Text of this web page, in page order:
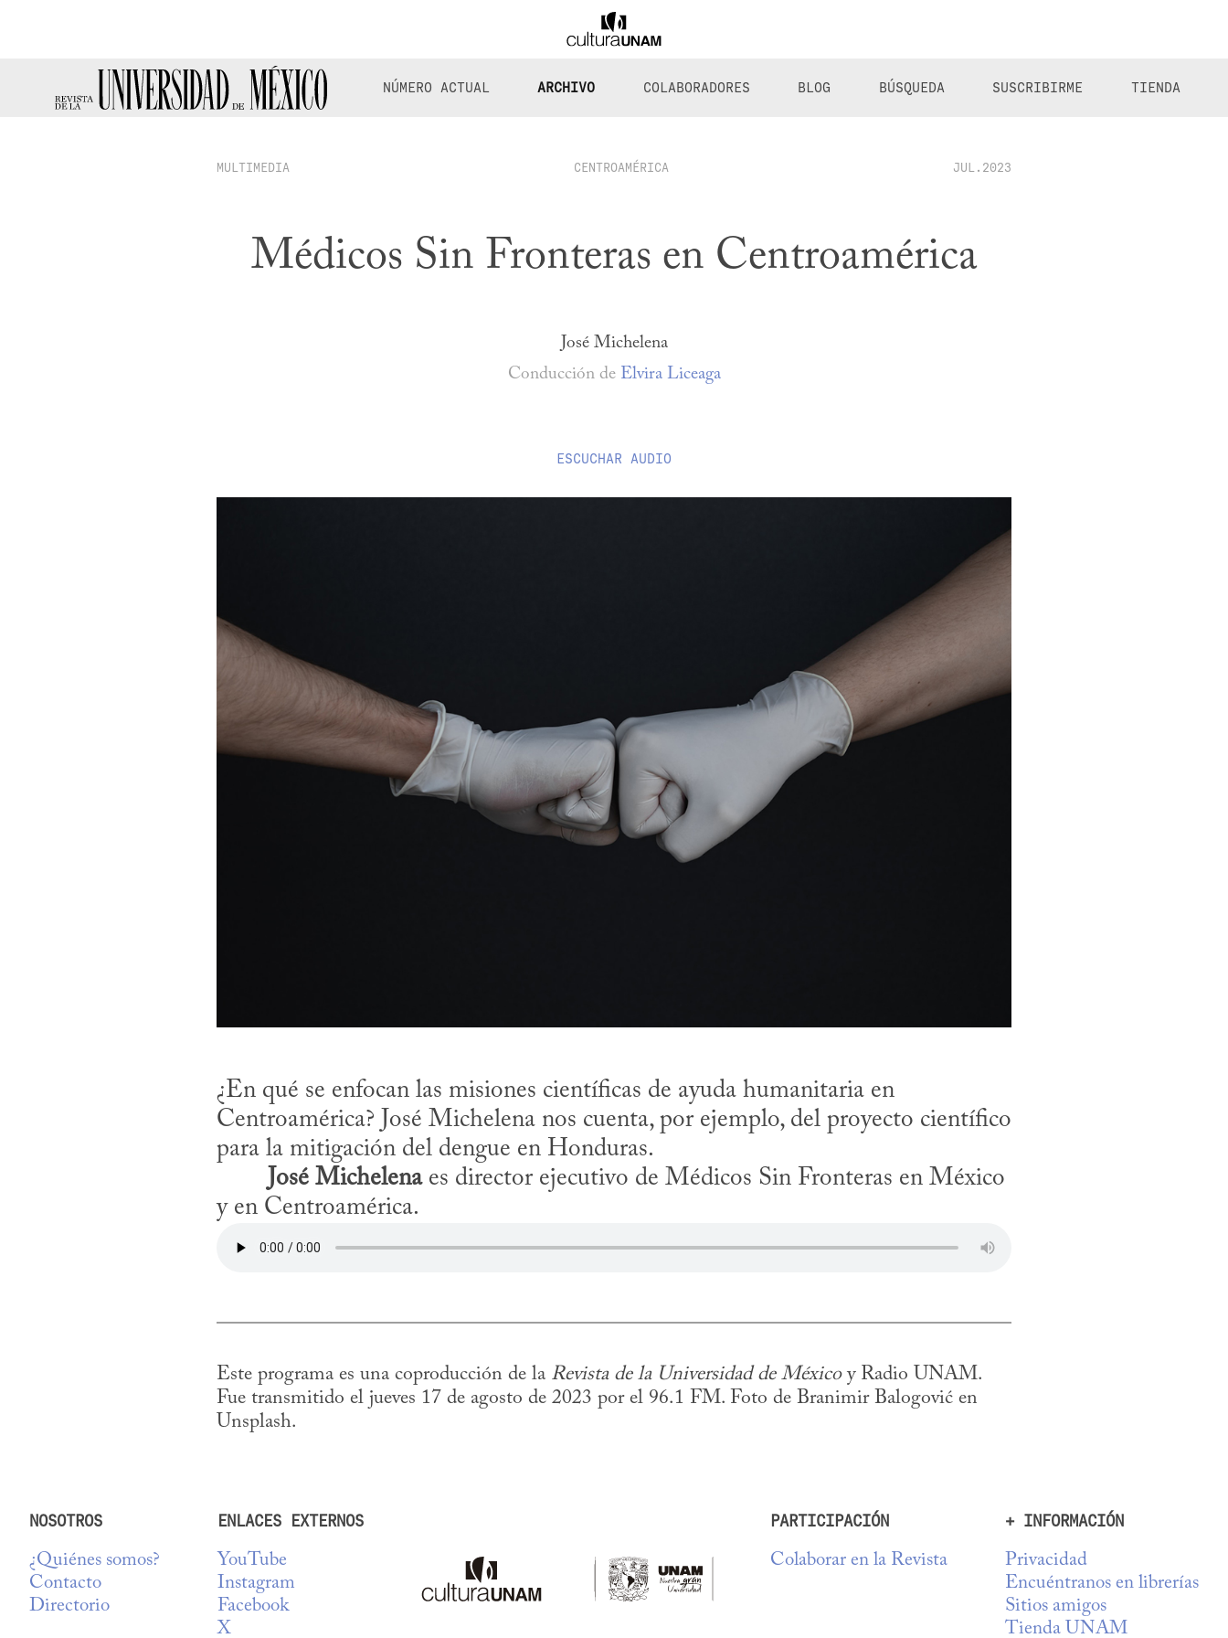
NÚMERO ACTUAL ARCHIVO COLABORADORES BLOG BÚSQUEDA SUSCRIBIRME TIENDA
MULTIMEDIA CENTROAMÉRICA JUL.2023
Médicos Sin Fronteras en Centroamérica
José Michelena
Conducción de Elvira Liceaga
ESCUCHAR AUDIO
¿En qué se enfocan las misiones científicas de ayuda humanitaria en
Centroamérica? José Michelena nos cuenta, por ejemplo, del proyecto científico
para la mitigación del dengue en Honduras.
José Michelena es director ejecutivo de Médicos Sin Fronteras en México
y en Centroamérica.
Este programa es una coproducción de la Revista de la Universidad de México y Radio UNAM.
Fue transmitido el jueves 17 de agosto de 2023 por el 96.1 FM. Foto de Branimir Balogović en
Unsplash.
NOSOTROS
¿Quiénes somos?
Contacto
Directorio
ENLACES EXTERNOS
YouTube
Instagram
Facebook
X
PARTICIPACIÓN
Colaborar en la Revista
+ INFORMACIÓN
Privacidad
Encuéntranos en librerías
Sitios amigos
Tienda UNAM